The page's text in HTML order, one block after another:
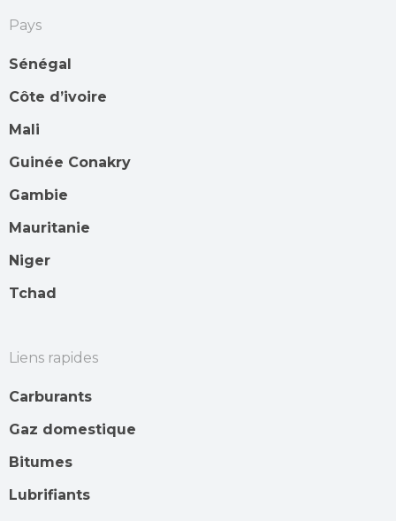
Pays
Sénégal
Côte d’ivoire
Mali
Guinée Conakry
Gambie
Mauritanie
Niger
Tchad
Liens rapides
Carburants
Gaz domestique
Bitumes
Lubrifiants